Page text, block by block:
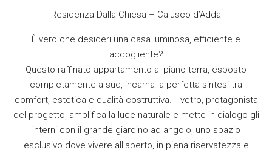
Residenza Dalla Chiesa – Calusco d’Adda
È vero che desideri una casa luminosa, efficiente e
accogliente?
Questo raffinato appartamento al piano terra, esposto
completamente a sud, incarna la perfetta sintesi tra
comfort, estetica e qualità costruttiva. Il vetro, protagonista
del progetto, amplifica la luce naturale e mette in dialogo gli
interni con il grande giardino ad angolo, uno spazio
esclusivo dove vivere all’aperto, in piena riservatezza e